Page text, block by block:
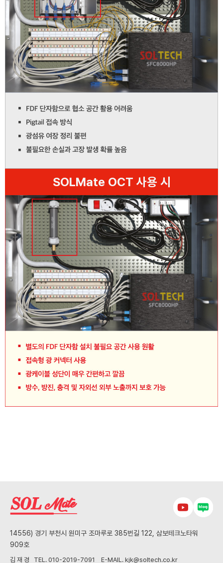
SOLMate OCT 사용 시
14556) 경기 부천시 원미구 조마루로 385번길 122, 삼보테크노타워
909호
김 재 경 TEL. 010-2019-7091 E-MAIL. kjk@soltech.co.kr